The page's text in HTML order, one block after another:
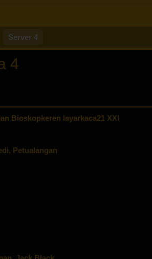
Server 4
4
Bioskopkeren layarkaca21 XXI
, Petualangan